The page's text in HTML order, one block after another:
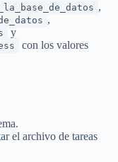
,
,
y
con los valores
el archivo de tareas